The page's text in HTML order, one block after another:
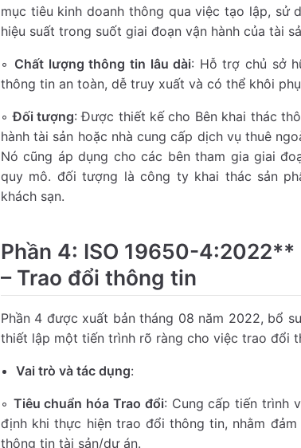
mục tiêu kinh doanh thông qua việc tạo lập, sử
hiệu suất trong suốt giai đoạn vận hành của tài
◦ Chất lượng thông tin lâu dài: Hỗ trợ chủ sở
thông tin an toàn, dễ truy xuất và có thể khôi
◦Đối tượng: Được thiết kế cho Bên khai thác
hành tài sản hoặc nhà cung cấp dịch vụ thuê
Nó cũng áp dụng cho các bên tham gia giai
quy mô. đối tượng là công ty khai thác sản
khách sạn.
Phần 4: ISO 19650-
– Trao đổi thông tin
Phần 4 được xuất bản tháng 08 năm 2022, bổ
thiết lập một tiến trình rõ ràng cho việc trao đổi
Vai trò và tác dụng:
◦ Tiêu chuẩn hóa Trao đổi: Cung cấp tiến trình
định khi thực hiện trao đổi thông tin, nhằm
thông tin tài sản/dự án.